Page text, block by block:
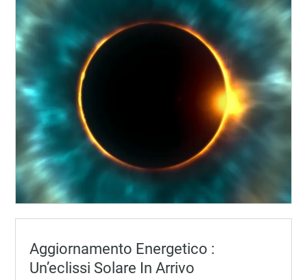
Aggiornamento Energetico :
Un’eclissi Solare In Arrivo